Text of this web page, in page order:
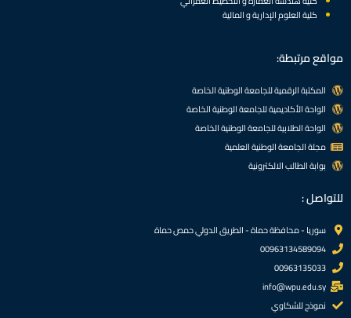
كلية العلوم الإدارية و المالية
مواقع مرتبطة:
المكتبة الرقمية للجامعة الوطنية الخاصة
الواحة الأكاديمية للجامعة الوطنية الخاصة
الواحة الطلابية للجامعة الوطنية الخاصة
مجلة الجامعة الوطنية العلمية
بوابة الطالب الالكترونية
للتواصل :
سوريا - محافظة حماة - الطريق الدولي حمص حماة
00963134589094
00963135033
info@wpu.edu.sy
نموذج للشكاوي